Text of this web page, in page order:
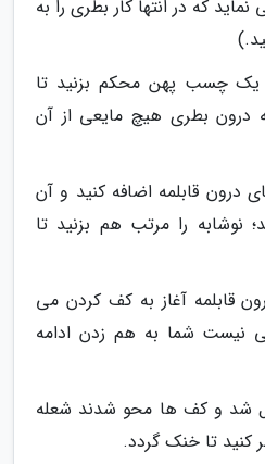
که در انتها کار بطری را به
چسب پهن محکم بزنید تا
درون بطری هیچ مایعی از آن
درون قابلمه اضافه کنید و آن
نوشابه را مرتب هم بزنید تا
قابلمه آغاز به کف کردن می
نیست شما به هم زدن ادامه
شد و کف ها محو شدند شعله
کنید تا خنک گردد.